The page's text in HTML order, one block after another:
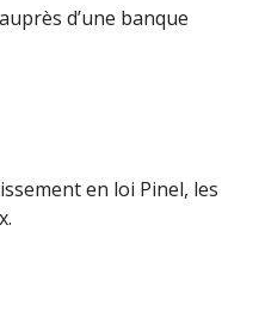
d’une banque
en loi Pinel, les